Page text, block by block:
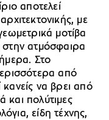
αποτελεί
με
μοτίβα
ατμόσφαιρα
Στο
από
να βρει από
πολύτιμες
είδη τέχνης,